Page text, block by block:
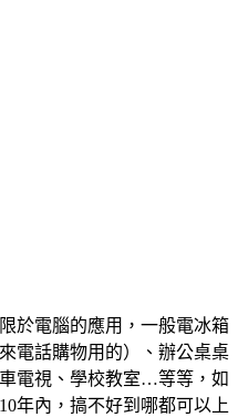
於電腦的應用，一般電冰箱
電話購物用的）、辦公桌桌
電視、學校教室…等等，如
年內，搞不好到哪都可以上